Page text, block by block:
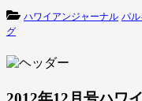
ハワイアンジャーナル パ
グ